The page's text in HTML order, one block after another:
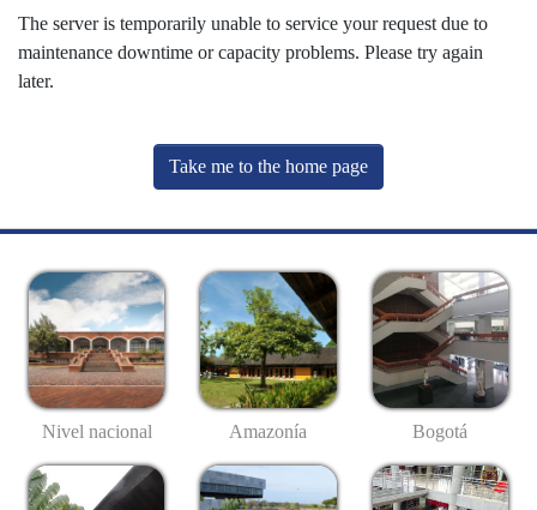
The server is temporarily unable to service your request due to
maintenance downtime or capacity problems. Please try again
later.
Take me to the home page
Nivel nacional Amazonía Bogotá